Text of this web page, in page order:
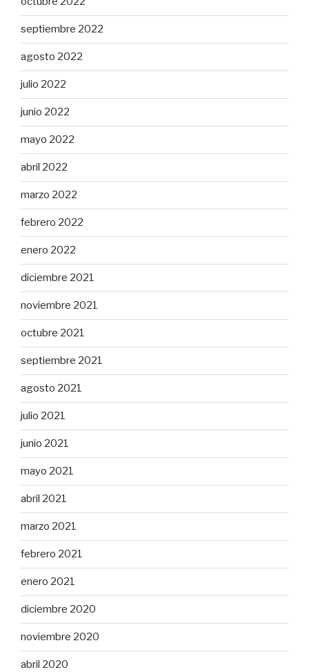
septiembre 2022
agosto 2022
julio 2022
junio 2022
mayo 2022
abril 2022
marzo 2022
febrero 2022
enero 2022
diciembre 2021
noviembre 2021
octubre 2021
septiembre 2021
agosto 2021
julio 2021
junio 2021
mayo 2021
abril 2021
marzo 2021
febrero 2021
enero 2021
diciembre 2020
noviembre 2020
abril 2020